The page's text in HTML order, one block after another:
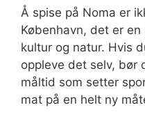
Å spise på Noma er
København, det er
kultur og natur. Hvis
oppleve det selv, bør
måltid som setter
mat på en helt ny